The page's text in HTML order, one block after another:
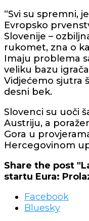
“Svi su spremni,
Evropsko
Slovenije –
rukomet, zna o
Imaju problema
veliku bazu
Vidjećemo sjutra
desni bek.
Slovenci su uoči
Austriju, a
Gora u
Hercegovinom
Share the post
startu Eura:
Facebook
Bluesky